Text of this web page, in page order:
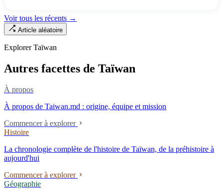
Act pour établir un passage prioritaire pour les fabricants taïwanais ; la
simple existence de ce projet de loi révèle une réalité : Taïwan avance
abaisser les barrières. Une entreprise qui fabrique des avions
deuxième usine dans l'Ohio.
Voir tous les récents →
Article aléatoire
Explorer Taïwan
Autres facettes de Taïwan
À propos
À propos de Taiwan.md : origine, équipe et mission
Commencer à explorer
Histoire
La chronologie complète de l'histoire de Taïwan, de la préhistoire à
aujourd'hui
Commencer à explorer
Géographie